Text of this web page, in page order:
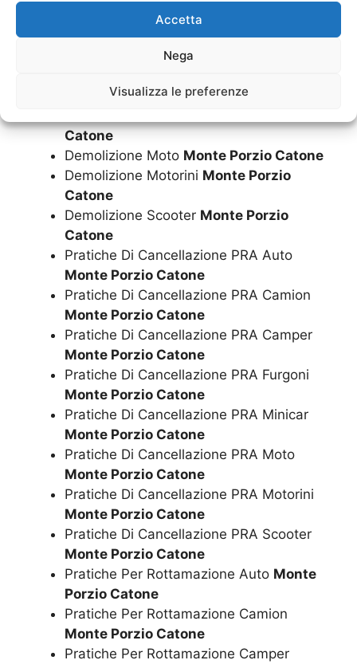
Accetta
Nega
Visualizza le preferenze
Demolizione Gratuita MotoriniMonte
Porzio Catone
Catone
Demolizione Moto Monte Porzio Catone
Demolizione Motorini Monte Porzio
Catone
Demolizione Scooter Monte Porzio
Catone
Pratiche Di Cancellazione PRA Auto
Monte Porzio Catone
Pratiche Di Cancellazione PRA Camion
Monte Porzio Catone
Pratiche Di Cancellazione PRA Camper
Monte Porzio Catone
Pratiche Di Cancellazione PRA Furgoni
Monte Porzio Catone
Pratiche Di Cancellazione PRA Minicar
Monte Porzio Catone
Pratiche Di Cancellazione PRA Moto
Monte Porzio Catone
Pratiche Di Cancellazione PRA Motorini
Monte Porzio Catone
Pratiche Di Cancellazione PRA Scooter
Monte Porzio Catone
Pratiche Per Rottamazione Auto Monte
Porzio Catone
Pratiche Per Rottamazione Camion
Monte Porzio Catone
Pratiche Per Rottamazione Camper